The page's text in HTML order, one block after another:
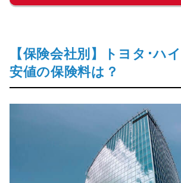
【保険会社別】トヨタ･ハ
安値の保険料は？